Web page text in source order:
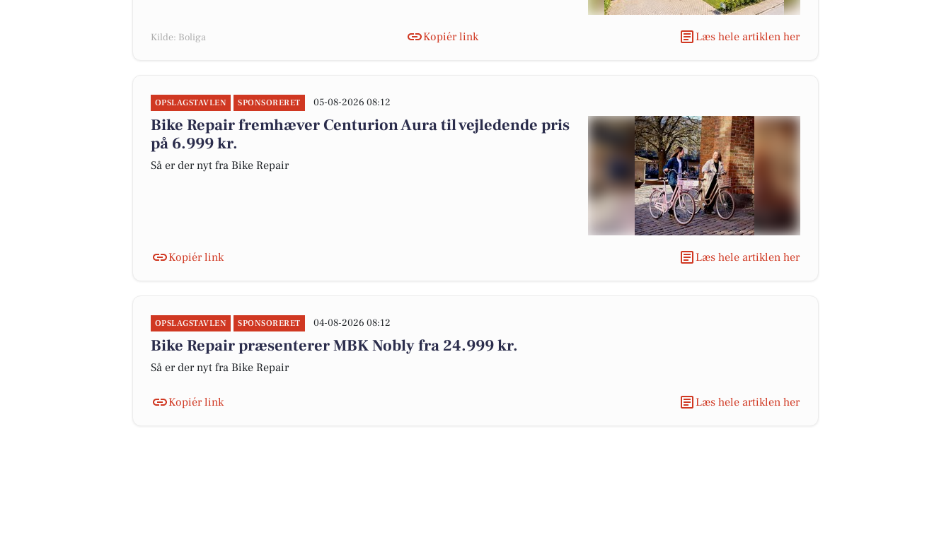
Kilde: Boliga Kopiér link Læs hele artiklen her
OPSLAGSTAVLEN SPONSORERET 05-08-2026 08:12
Bike Repair fremhæver Centurion Aura til vejledende pris
på 6.999 kr.
Så er der nyt fra Bike Repair
Kopiér link Læs hele artiklen her
OPSLAGSTAVLEN SPONSORERET 04-08-2026 08:12
Bike Repair præsenterer MBK Nobly fra 24.999 kr.
Så er der nyt fra Bike Repair
Kopiér link Læs hele artiklen her